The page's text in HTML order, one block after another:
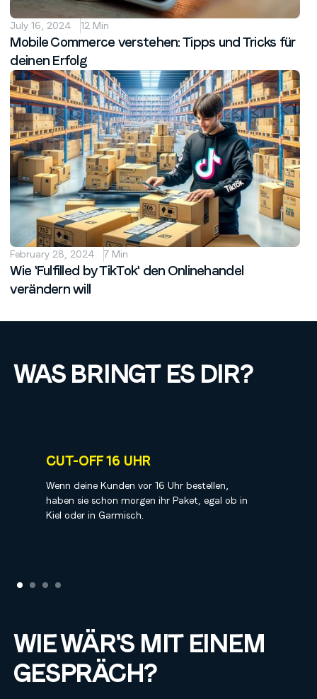
July 16, 2024 12 Min
Mobile Commerce verstehen: Tipps und Tricks für
deinen Erfolg
February 28, 2024 7 Min
Wie 'Fulfilled by TikTok' den Onlinehandel
verändern will
WAS BRINGT ES DIR?
100% ZUVERLÄSSIGKEIT
Du hast nie wieder falsche Produkte im Paket
und deine Kunden ärgern sich nicht mehr.
Slide 2 of 4.
WIE WÄR'S MIT EINEM
GESPRÄCH?